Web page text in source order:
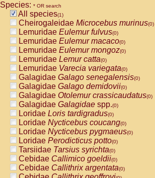
Species: * OR search
All species(1)
Cheirogaleidae Microcebus murinus(0)
Lemuridae Eulemur fulvus(0)
Lemuridae Eulemur macaco(0)
Lemuridae Eulemur mongoz(0)
Lemuridae Lemur catta(0)
Lemuridae Varecia variegata(0)
Galagidae Galago senegalensis(0)
Galagidae Galago demidovii(0)
Galagidae Otolemur crassicaudatus(0)
Galagidae Galagidae spp.(0)
Loridae Loris tardigradus(0)
Loridae Nycticebus coucang(0)
Loridae Nycticebus pygmaeus(0)
Loridae Perodicticus potto(0)
Tarsiidae Tarsius syrichta(0)
Cebidae Callimico goeldii(0)
Cebidae Callithrix argentata(0)